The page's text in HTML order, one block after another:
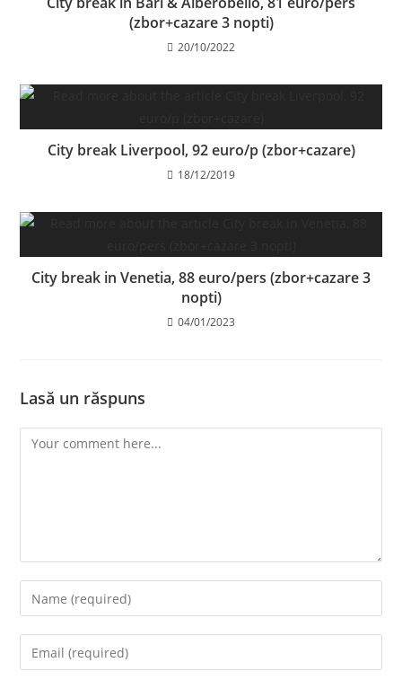
(zbor+cazare 3 nopti)
20/10/2022
City break Liverpool, 92 euro/p (zbor+cazare)
18/12/2019
City break in Venetia, 88 euro/pers (zbor+cazare 3
nopti)
04/01/2023
Lasă un răspuns
Comment
Enter
your
name
Enter
your